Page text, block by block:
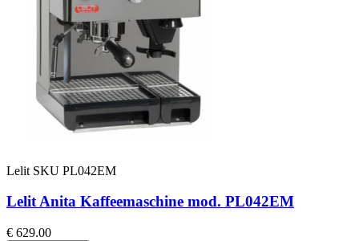
Lelit SKU PL042EM
Lelit Anita Kaffeemaschine mod. PL042EM
€ 629.00